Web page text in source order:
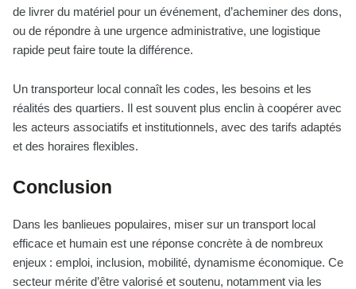
de livrer du matériel pour un événement, d’acheminer des dons,
ou de répondre à une urgence administrative, une logistique
rapide peut faire toute la différence.
Un transporteur local connaît les codes, les besoins et les
réalités des quartiers. Il est souvent plus enclin à coopérer avec
les acteurs associatifs et institutionnels, avec des tarifs adaptés
et des horaires flexibles.
Conclusion
Dans les banlieues populaires, miser sur un transport local
efficace et humain est une réponse concrète à de nombreux
enjeux : emploi, inclusion, mobilité, dynamisme économique. Ce
secteur mérite d’être valorisé et soutenu, notamment via les